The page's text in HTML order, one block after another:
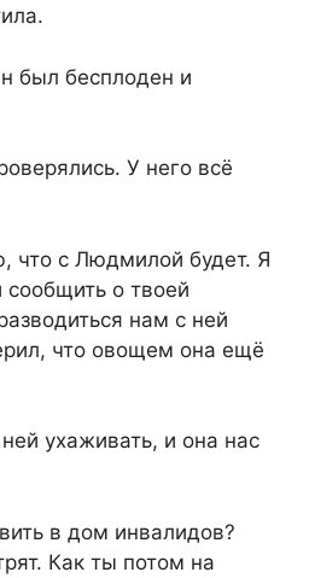
был бесплоден и
У него всё
что с Людмилой будет. Я
о твоей
нам с ней
что овощем она ещё
ухаживать, и она нас
в дом инвалидов?
Как ты потом на